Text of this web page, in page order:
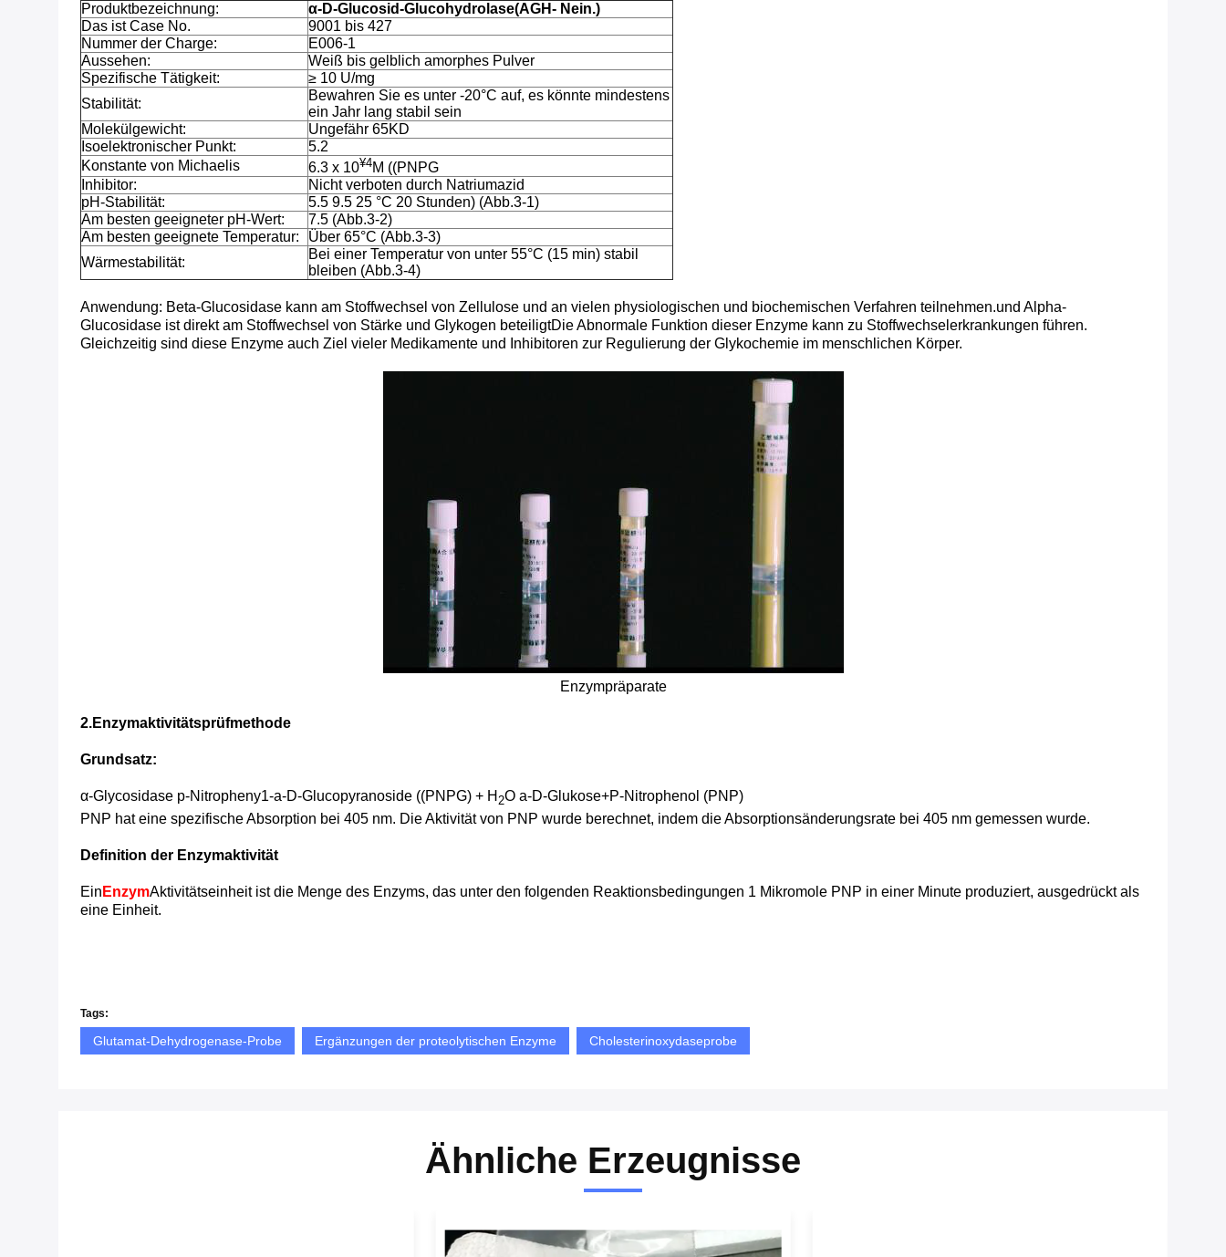
Produktbezeichnung: α-D-Glucosid-Glucohydrolase(AGH- Nein.)
Das ist Case No.
9001 bis 427
Nummer der Charge:
E006-1
Aussehen:
Weiß bis gelblich amorphes Pulver
Spezifische Tätigkeit:
≥ 10 U/mg
Stabilität:
Bewahren Sie es unter -20°C auf, es könnte mindestens
ein Jahr lang stabil sein
Molekülgewicht:
Ungefähr 65KD
Isoelektronischer Punkt:
5.2
Konstante von Michaelis
6.3 x 10¥4M ((PNPG
Inhibitor:
Nicht verboten durch Natriumazid
pH-Stabilität:
5.5 9.5 25 °C 20 Stunden) (Abb.3-1)
Am besten geeigneter pH-Wert:
7.5 (Abb.3-2)
Am besten geeignete Temperatur:
Über 65°C (Abb.3-3)
Wärmestabilität:
Bei einer Temperatur von unter 55°C (15 min) stabil
bleiben (Abb.3-4)
Anwendung: Beta-Glucosidase kann am Stoffwechsel von Zellulose und an vielen physiologischen und biochemischen Verfahren teilnehmen.und Alpha-
Glucosidase ist direkt am Stoffwechsel von Stärke und Glykogen beteiligtDie Abnormale Funktion dieser Enzyme kann zu Stoffwechselerkrankungen führen.
Gleichzeitig sind diese Enzyme auch Ziel vieler Medikamente und Inhibitoren zur Regulierung der Glykochemie im menschlichen Körper.
Enzympräparate
2.Enzymaktivitätsprüfmethode
Grundsatz:
α-Glycosidase p-Nitropheny1-a-D-Glucopyranoside ((PNPG) + H 2O a-D-Glukose+P-Nitrophenol (PNP)
PNP hat eine spezifische Absorption bei 405 nm. Die Aktivität von PNP wurde berechnet, indem die Absorptionsänderungsrate bei 405 nm gemessen wurde.
Definition der Enzymaktivität
Ein EnzymAktivitätseinheit ist die Menge des Enzyms, das unter den folgenden Reaktionsbedingungen 1 Mikromole PNP in einer Minute produziert, ausgedrückt als
eine Einheit.
Tags:
Glutamat-Dehydrogenase-Probe Ergänzungen der proteolytischen Enzyme Cholesterinoxydaseprobe
Ähnliche Erzeugnisse